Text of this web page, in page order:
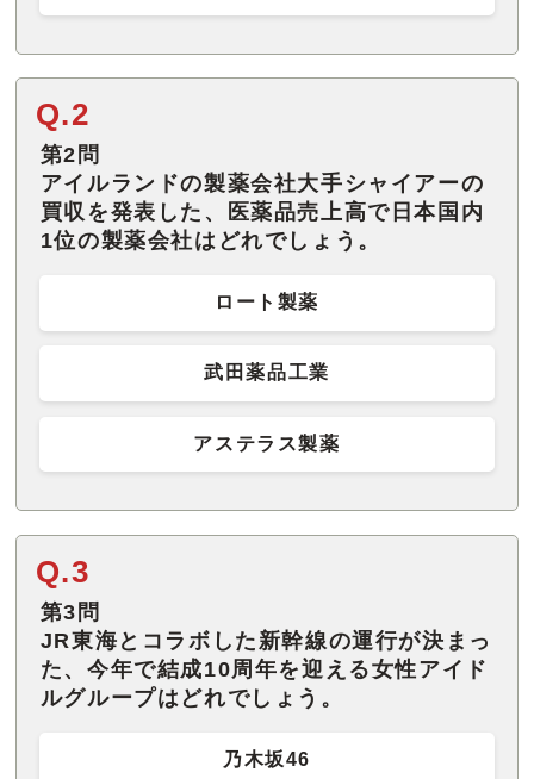
Q.2
第2問
アイルランドの製薬会社大手シャイアーの
買収を発表した、医薬品売上高で日本国内
1位の製薬会社はどれでしょう。
ロート製薬
武田薬品工業
アステラス製薬
Q.3
第3問
JR東海とコラボした新幹線の運行が決まっ
た、今年で結成10周年を迎える女性アイド
ルグループはどれでしょう。
乃木坂46